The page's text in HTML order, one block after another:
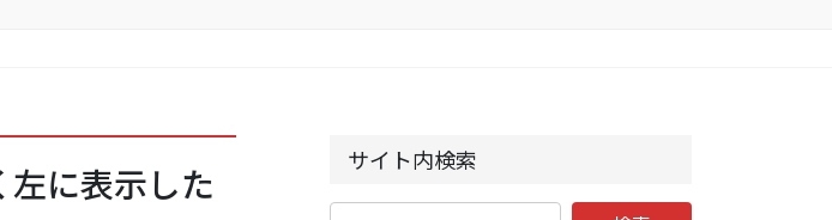
左に表示した
サイト内検索